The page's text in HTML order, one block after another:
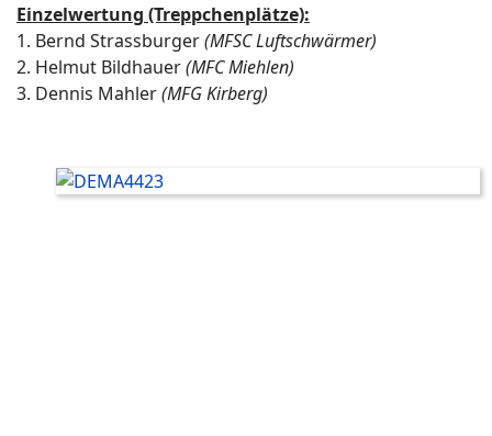
Einzelwertung (Treppchenplätze):
1. Bernd Strassburger(MFSC Luftschwärmer)
2. Helmut Bildhauer(MFC Miehlen)
3. Dennis Mahler(MFG Kirberg)